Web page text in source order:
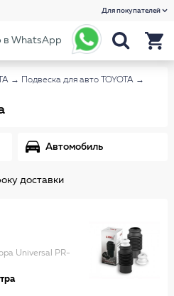
Для покупателей
в WhatsApp
→ Подвеска для авто TOYOTA →
Автомобиль
доставки
Universal PR-